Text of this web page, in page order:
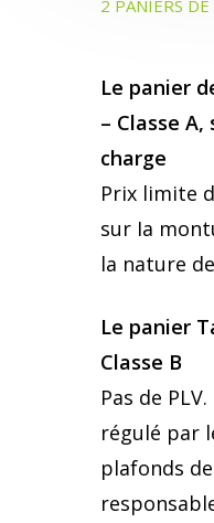
2 PANIERS DE
Le panier
– Classe
charge
Prix limite
sur Ia
la nature
Le panier
Classe B
Pas de
régulé par
plafonds